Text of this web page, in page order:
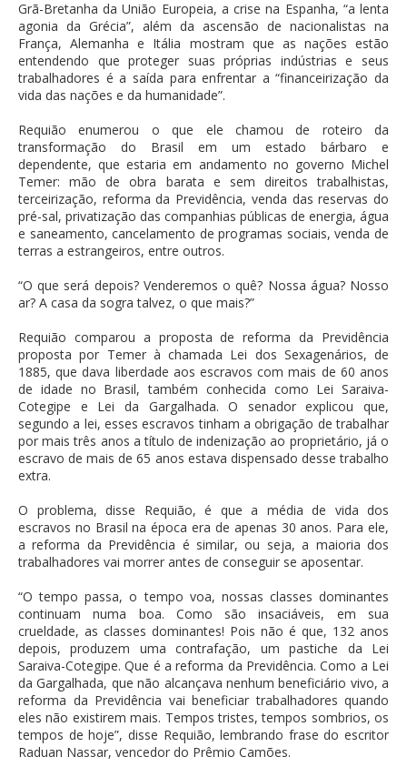
Grã-Bretanha da União Europeia, a crise na Espanha, “a lenta
agonia da Grécia”, além da ascensão de nacionalistas na
França, Alemanha e Itália mostram que as nações estão
entendendo que proteger suas próprias indústrias e seus
trabalhadores é a saída para enfrentar a “financeirização da
vida das nações e da humanidade”.
Requião enumerou o que ele chamou de roteiro da
transformação do Brasil em um estado bárbaro e
dependente, que estaria em andamento no governo Michel
Temer: mão de obra barata e sem direitos trabalhistas,
terceirização, reforma da Previdência, venda das reservas do
pré-sal, privatização das companhias públicas de energia, água
e saneamento, cancelamento de programas sociais, venda de
terras a estrangeiros, entre outros.
“O que será depois? Venderemos o quê? Nossa água? Nosso
ar? A casa da sogra talvez, o que mais?”
Requião comparou a proposta de reforma da Previdência
proposta por Temer à chamada Lei dos Sexagenários, de
1885, que dava liberdade aos escravos com mais de 60 anos
de idade no Brasil, também conhecida como Lei Saraiva-
Cotegipe e Lei da Gargalhada. O senador explicou que,
segundo a lei, esses escravos tinham a obrigação de trabalhar
por mais três anos a título de indenização ao proprietário, já o
escravo de mais de 65 anos estava dispensado desse trabalho
extra.
O problema, disse Requião, é que a média de vida dos
escravos no Brasil na época era de apenas 30 anos. Para ele,
a reforma da Previdência é similar, ou seja, a maioria dos
trabalhadores vai morrer antes de conseguir se aposentar.
“O tempo passa, o tempo voa, nossas classes dominantes
continuam numa boa. Como são insaciáveis, em sua
crueldade, as classes dominantes! Pois não é que, 132 anos
depois, produzem uma contrafação, um pastiche da Lei
Saraiva-Cotegipe. Que é a reforma da Previdência. Como a Lei
da Gargalhada, que não alcançava nenhum beneficiário vivo, a
reforma da Previdência vai beneficiar trabalhadores quando
eles não existirem mais. Tempos tristes, tempos sombrios, os
tempos de hoje”, disse Requião, lembrando frase do escritor
Raduan Nassar, vencedor do Prêmio Camões.